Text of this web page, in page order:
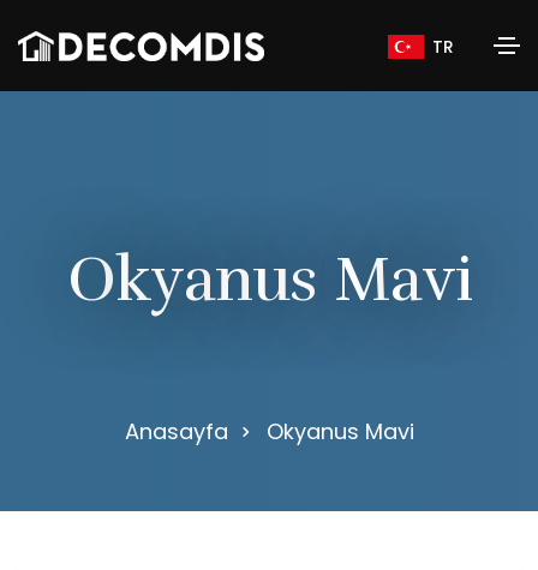
TR
Okyanus Mavi
Anasayfa Okyanus Mavi